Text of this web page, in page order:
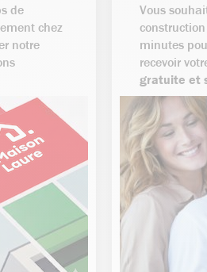
de
chez
notre
Vous
minutes
recevoir
gratuite et